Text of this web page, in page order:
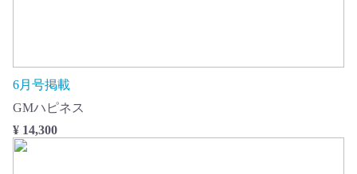
6月号掲載
GMハピネス
¥ 14,300